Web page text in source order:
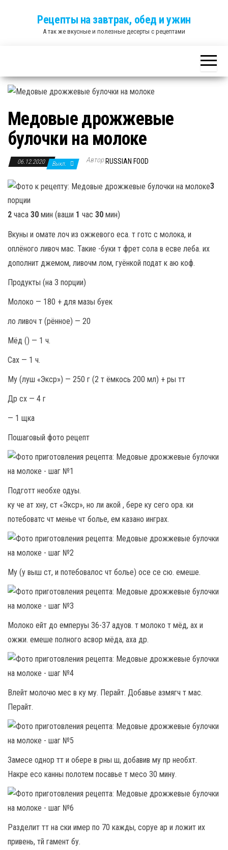
Рецепты на завтрак, обед и ужин
А так же вкусные и полезные десерты с рецептами
Медовые дрожжевые
булочки на молоке
06.12.2020 Выкл. Автор RUSSIAN FOOD
3
порции
2 часа 30 мин (ваши 1 час 30 мин)
Вкуны и омате лоч из ожжевого еса. т готс с молока, и
оплёного ливоч мас. Такие -буки т фрет сола в есве леба. их
дополнит джемом, ливочм лом, гуёнкой подат к аю коф.
Продукты (на 3 порции)
Молоко — 180 + для мазы буек
ло ливоч т (рённое) — 20
Мёд () — 1 ч.
Сах — 1 ч.
Му (луш «Экср») — 250 г (2 т ёмкось 200 мл) + ры тт
Др сх — 4 г
— 1 щка
Пошаговый фото рецепт
Подготт необхе одуы.
ку че ат хну, ст «Экср», но ли акой , бере ку сего ора. ки
потебоватс чт менье чт болье, ем казано инграх.
Му (у выш ст, и потебовалос чт болье) осе се сю. емеше.
Молоко ейт до емперуы 36-37 адуов. т молоко т мёд, ах и
ожжи. емеше полного асвор мёда, аха др.
Влейт молочю мес в ку му. Перайт. Добавье азмягч т мас.
Перайт.
Замесе однор тт и обере в рны ш, добавив му пр необхт.
Накре есо канны полотем посавье т месо 30 мину.
Разделит тт на ски имер по 70 кажды, соруе ар и ложит их
привень, тй гамент бу.